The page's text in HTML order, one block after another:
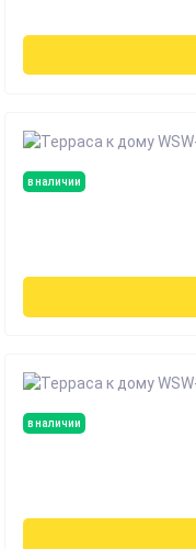
в наличии
в наличии